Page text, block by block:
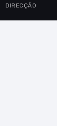
DIRECÇÃO